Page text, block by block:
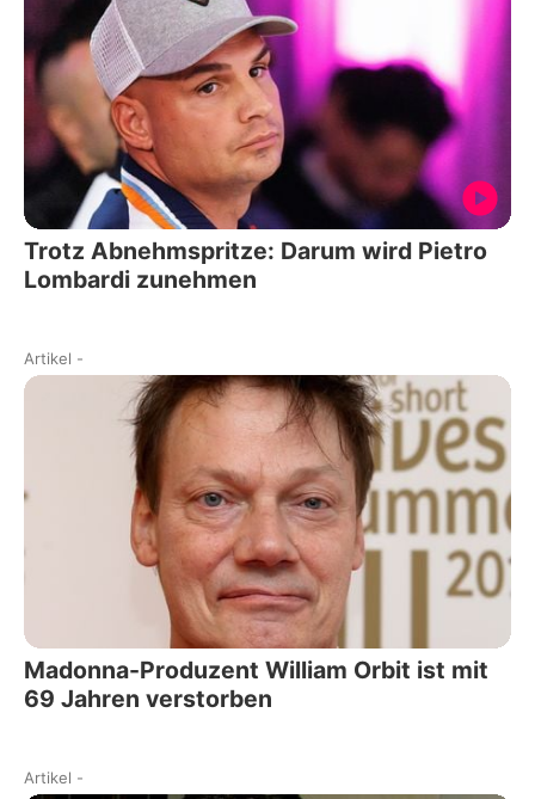
Trotz Abnehmspritze: Darum wird Pietro
Lombardi zunehmen
Artikel -
Madonna-Produzent William Orbit ist mit
69 Jahren verstorben
Artikel -